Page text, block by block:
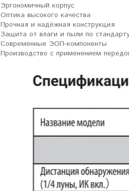
Виктор Жунов
г. Санкт-Петербург
Эргономичный корпус
Оптика высокого качества
Прочная и надёжная конструкция
Защита от влаги и пыли по
Современные ЭОП-компоненты
Производство с применением